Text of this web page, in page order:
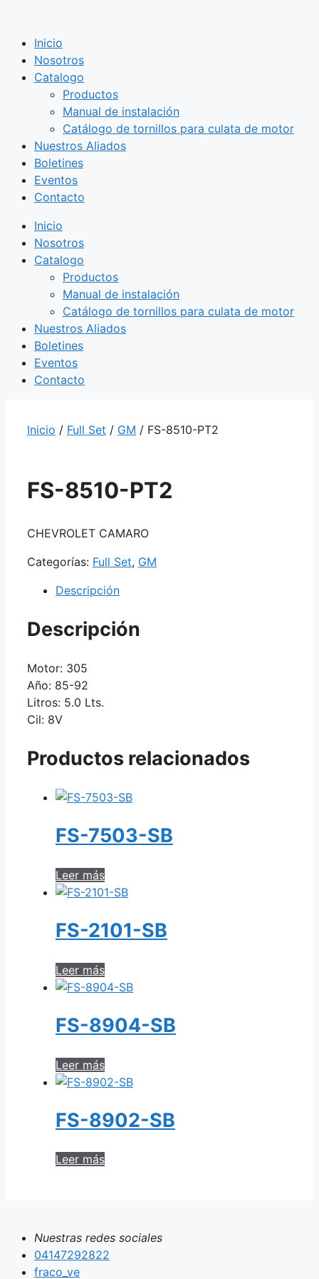
contenido
Inicio
Nosotros
Catalogo
Productos
Manual de instalación
Catálogo de tornillos para culata de motor
Nuestros Aliados
Boletines
Eventos
Contacto
Inicio
Nosotros
Catalogo
Productos
Manual de instalación
Catálogo de tornillos para culata de motor
Nuestros Aliados
Boletines
Eventos
Contacto
Inicio / Full Set / GM / FS-8510-PT2
FS-8510-PT2
CHEVROLET CAMARO
Categorías: Full Set, GM
Descripción
Descripción
Motor: 305
Año: 85-92
Litros: 5.0 Lts.
Cil: 8V
Productos relacionados
FS-7503-SB
Leer más
FS-2101-SB
Leer más
FS-8904-SB
Leer más
FS-8902-SB
Leer más
Nuestras redes sociales
04147292822
fraco_ve